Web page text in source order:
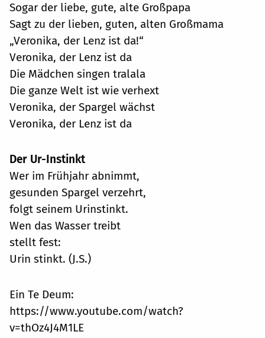
Sogar der liebe, gute, alte Großpapa
Sagt zu der lieben, guten, alten Großmama
„Veronika, der Lenz ist da!“
Veronika, der Lenz ist da
Die Mädchen singen tralala
Die ganze Welt ist wie verhext
Veronika, der Spargel wächst
Veronika, der Lenz ist da
Der Ur-Instinkt
Wer im Frühjahr abnimmt,
gesunden Spargel verzehrt,
folgt seinem Urinstinkt.
Wen das Wasser treibt
stellt fest:
Urin stinkt. (J.S.)
Ein Te Deum:
https://www.youtube.com/watch?
v=thOz4J4M1LE